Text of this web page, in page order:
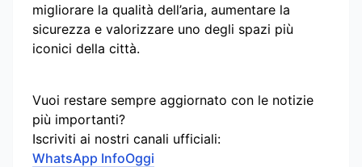
migliorare la qualità dell’aria, aumentare la
sicurezza e valorizzare uno degli spazi più
iconici della città.
Vuoi restare sempre aggiornato con le notizie
più importanti?
Iscriviti ai nostri canali ufficiali:
WhatsApp InfoOggi